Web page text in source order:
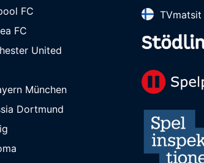
FC
FC
United
München
Dortmund
TVmatsit